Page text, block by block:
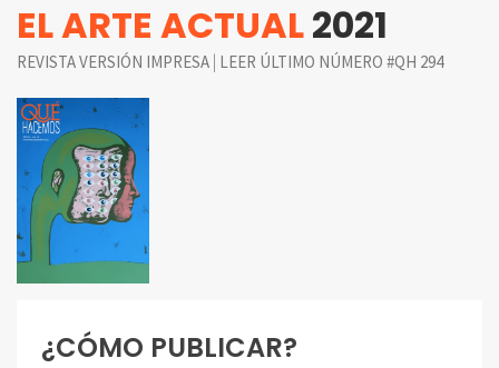
EL ARTE ACTUAL2021
REVISTA VERSIÓN IMPRESA | LEER ÚLTIMO NÚMERO #QH 294
¿CÓMO PUBLICAR?